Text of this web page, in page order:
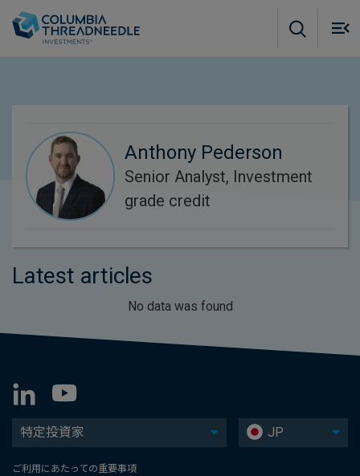
Anthony Pederson
Senior Analyst, Investment
grade credit
Latest articles
No data was found
特定投資家 JP
ご利用にあたっての重要事項